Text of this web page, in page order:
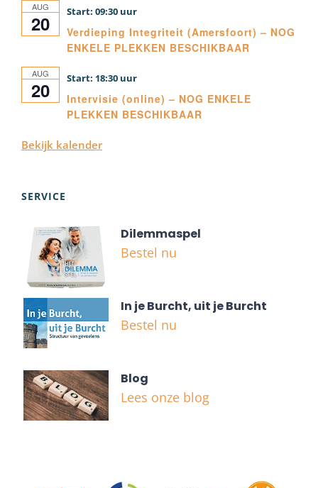
AUG
20 09:30
Verdieping Integriteit (Amersfoort) – NOG
ENKELE PLEKKEN BESCHIKBAAR
AUG
20 18:30
Intervisie (online) – NOG ENKELE
PLEKKEN BESCHIKBAAR
Bekijk kalender
SERVICE
Dilemmaspel
Bestel nu
In je Burcht, uit je Burcht
Bestel nu
Blog
Lees onze blog